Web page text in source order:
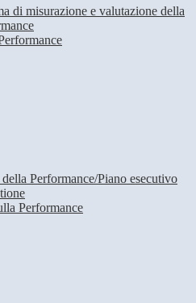
di misurazione e valutazione della
Performance/Piano esecutivo
Performance